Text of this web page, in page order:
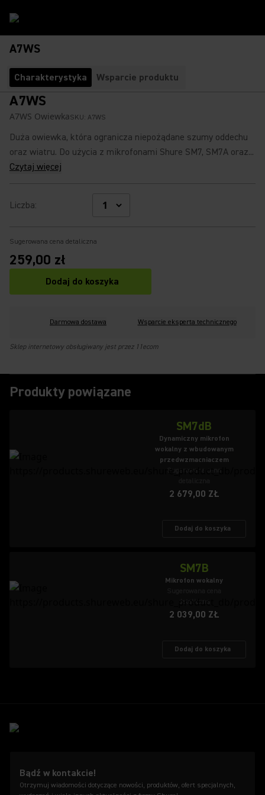
A7WS
Charakterystyka Wsparcie produktu
A7WS
A7WS OwiewkaSKU: A7WS
Duża owiewka, która ogranicza niepożądane szumy oddechu
oraz wiatru. Do użycia z mikrofonami Shure SM7, SM7A oraz...
Czytaj więcej
Liczba:
Sugerowana cena detaliczna
259,00 zł
Dodaj do koszyka
Darmowa dostawa Wsparcie eksperta technicznego
Sklep internetowy obsługiwany jest przez 11ecom
Produkty powiązane
SM7dB
Dynamiczny mikrofon
wokalny z wbudowanym
przedwzmacniaczem
Sugerowana cena
2 679,00 ZŁ
Dodaj do koszyka
SM7B
Mikrofon wokalny
detaliczna
2 039,00 ZŁ
Dodaj do koszyka
Bądź w kontakcie!
Otrzymuj wiadomości dotyczące nowości, produktów, ofert specjalnych,